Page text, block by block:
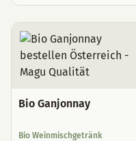
Bio Ganjonnay
Bio Weinmischgetränk